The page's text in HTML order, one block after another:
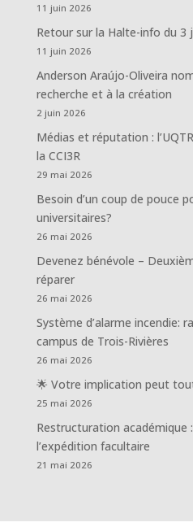
11 juin 2026
Retour sur la Halte-info du 3
11 juin 2026
Anderson Araújo-Oliveira
recherche et à la création
2 juin 2026
Médias et réputation :
la CCI3R
29 mai 2026
Besoin d’un coup de pouce
universitaires?
26 mai 2026
Devenez bénévole –
réparer
26 mai 2026
Système d’alarme incendie:
campus de Trois-Rivières
26 mai 2026
🌟 Votre implication peut
25 mai 2026
Restructuration académique
l’expédition facultaire
21 mai 2026